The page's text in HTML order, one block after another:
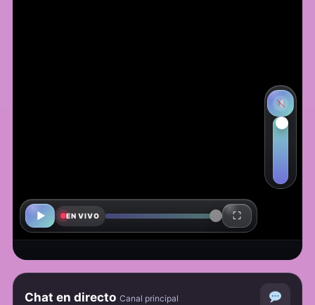
Activar
▶ EN VIVO ⛶
Chat en directo Canal principal